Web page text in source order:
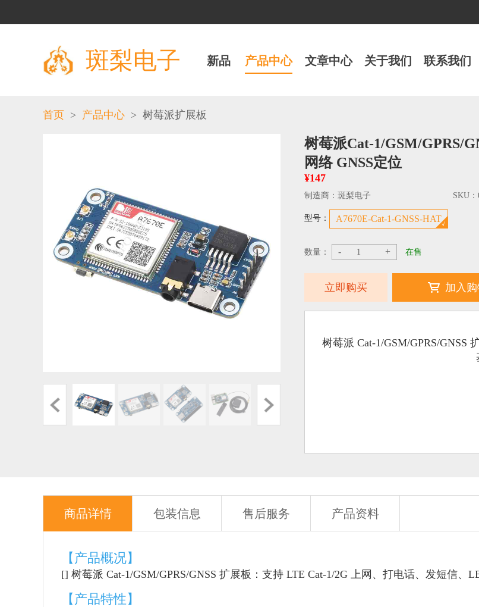
斑梨电子 新品 产品中心 文章中心 关于我们 联系我们
首页 > 产品中心 > 树莓派扩展板
树莓派Cat-1/GSM/GPRS/
网络 GNSS定位
¥147
制造商： 斑梨电子 SKU：
型号： A7670E-Cat-1-GNSS-HAT
数量： - + 在售
立即购买 加入
树莓派 Cat-1/GSM/GPRS/GNSS
商品详情 包装信息 售后服务 产品资料
【产品概况】
[] 树莓派 Cat-1/GSM/GPRS/GNSS 扩展板：支持 LTE Cat-1/2G 上网、打电话、发短信、
【产品特性】